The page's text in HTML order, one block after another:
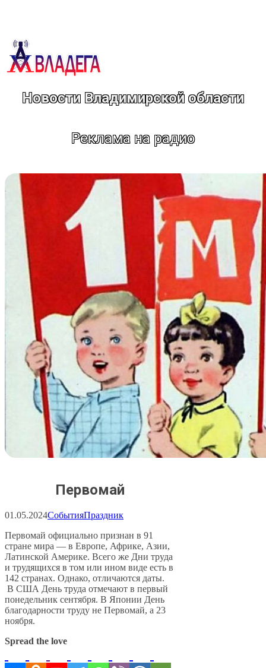
Новости Владимирской области
Реклама на радио
Первомай
01.05.2024СобытияПраздник
Первомай официально признан в 91
стране мира — в Европе, Африке, Азии,
Латинской Америке. Всего же Дни труда
и трудящихся в том или ином виде есть в
142 странах. Однако, отличаются даты.
В США День труда отмечают в первый
понедельник сентября. В Японии День
благодарности труду не Первомай, а 23
ноября.
Spread the love